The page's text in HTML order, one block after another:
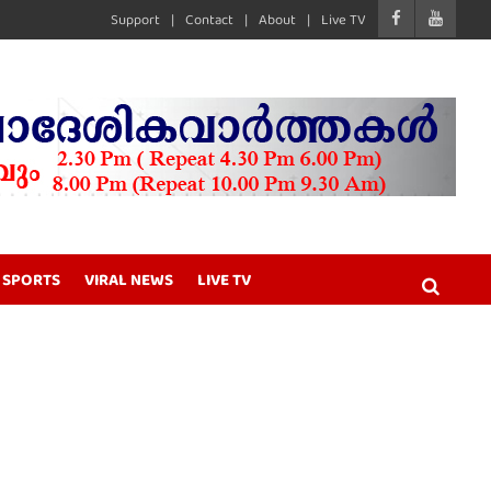
Support Contact About Live TV
SPORTS VIRAL NEWS LIVE TV